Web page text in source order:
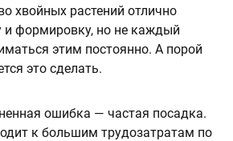
хвойных растений отлично
и формировку, но не каждый
этим постоянно. А порой
это сделать.
ошибка — частая посадка.
к большим трудозатратам по